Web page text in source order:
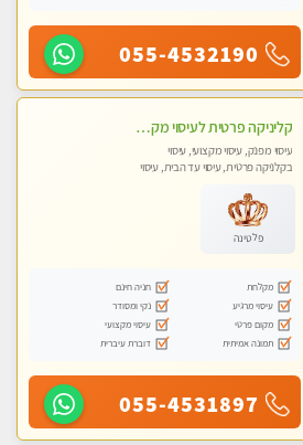
055-4532190
קליניקה פרטית לעיסוי מקצועי ואלטרנטיבי ברמה גבוהה VIP תתקשר ..... highly recommended..new in the city
עיסוי מפנק, עיסוי מקצועי, עיסוי
בקלניקה פרטית, עיסוי עד הבית, עיסוי
פלטינה
מקלחת
חניה חינם
עיסוי מרגיע
נקי ומסודר
מקום פרטי
עיסוי מקצועי
תמונה אמיתית
דוברת עיברית
055-4531897